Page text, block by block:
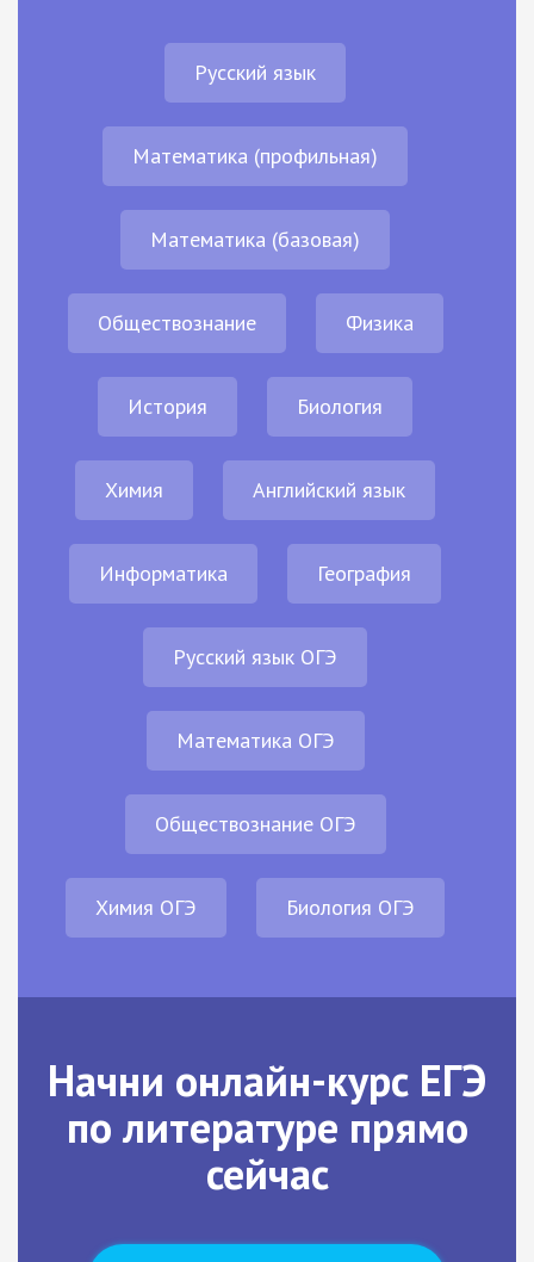
Русский язык
Математика (профильная)
Математика (базовая)
Обществознание Физика
История Биология
Химия Английский язык
Информатика География
Русский язык ОГЭ
Математика ОГЭ
Обществознание ОГЭ
Химия ОГЭ Биология ОГЭ
Начни онлайн-курс ЕГЭ
по литературе прямо
сейчас